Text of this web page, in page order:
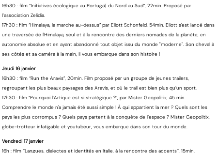
16h30 : film ‘’Initiatives écologique au Portugal, du Nord au Sud”, 22min. Proposé par
l’association Zelidia.
17h30 : film “Himalaya, la marche au-dessus” par Eliott Schonfeld, 54min. Eliott s'est lancé dans
une traversée de l'Himalaya, seul et à la rencontre des derniers nomades de la planète, en
autonomie absolue et en ayant abandonné tout objet issu du monde "moderne". Son cheval à
ses côtés et sa caméra à la main, il vous embarque dans son histoire !
Jeudi 16 janvier
16h30 : film “Run the Aravis”, 20min. Film proposé par un groupe de jeunes trailers,
regroupant les plus beaux paysages des Aravis, et où le trail est bien plus qu’un sport.
17h30 : film “Pourquoi l’Artique est si stratégique ?”, par Mister Geopolitix, 45 min.
Comprendre le monde n'a jamais été aussi simple ! À qui appartient la mer ? Quels sont les
pays les plus corrompus ? Quels pays partent à la conquête de l’espace ? Mister Geopolitix,
globe-trotteur infatigable et youtubeur, vous embarque dans son tour du monde.
Vendredi 17 janvier
16h : film ‘’Langues, dialectes et identités en Italie, à la rencontre des accents’’, 15min.